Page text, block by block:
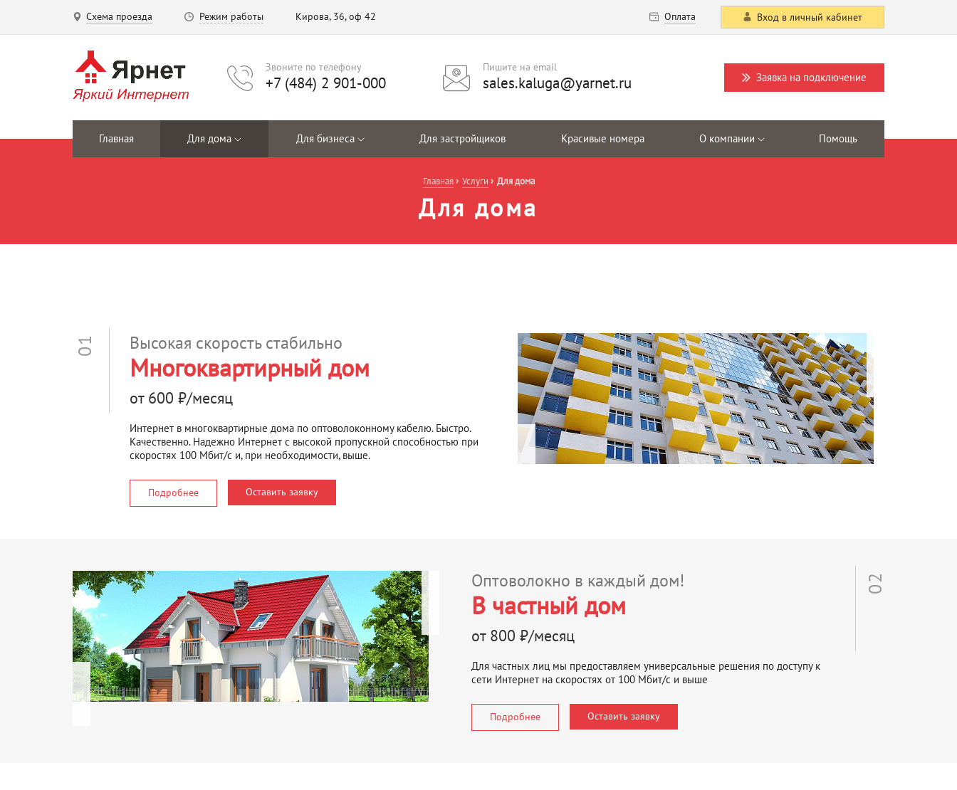
Схема проезда Режим работы Кирова, 36, оф 42 Оплата Вход в личный кабинет
Звоните по телефону
+7 (484) 2 901-000
Пишите на email
sales.kaluga@yarnet.ru Заявка на подключение
Главная Для дома Для бизнеса Для застройщиков Красивые номера О компании Помощь
Главная Услуги Для дома
Для дома
01 Высокая скорость стабильно
Многоквартирный дом
от 600 ₽/месяц
Интернет в многоквартирные дома по оптоволоконному кабелю. Быстро.
Качественно. Надежно Интернет с высокой пропускной способностью при
скоростях 100 Мбит/с и, при необходимости, выше.
Подробнее Оставить заявку
02
Оптоволокно в каждый дом!
В частный дом
от 800 ₽/месяц
Для частных лиц мы предоставляем универсальные решения по доступу к
сети Интернет на скоростях от 100 Мбит/с и выше
Подробнее Оставить заявку